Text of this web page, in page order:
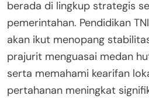
berada di lingkup strategis
pemerintahan. Pendidikan
akan ikut menopang
prajurit menguasai medan
serta memahami kearifan
pertahanan meningkat